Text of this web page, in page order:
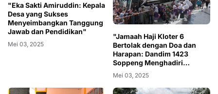
"Eka Sakti Amiruddin: Kepala
Desa yang Sukses
Menyeimbangkan Tanggung
Jawab dan Pendidikan"
Mei 03, 2025
"Jamaah Haji Kloter 6
Bertolak dengan Doa dan
Harapan: Dandim 1423
Soppeng Menghadiri
Pelepasan"
Mei 03, 2025